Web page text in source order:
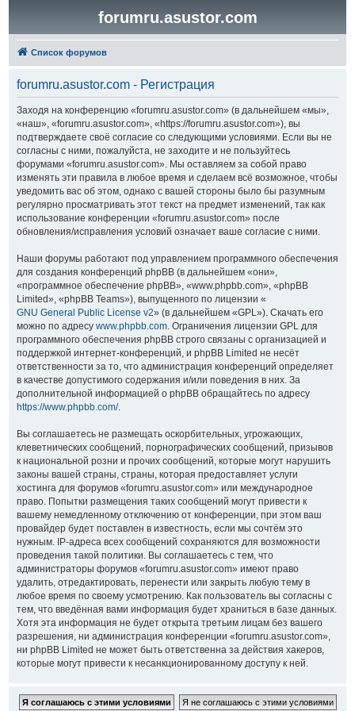
forumru.asustor.com
Список форумов
forumru.asustor.com - Регистрация
Заходя на конференцию «forumru.asustor.com» (в дальнейшем «мы»,
«наш», «forumru.asustor.com», «https://forumru.asustor.com»), вы
подтверждаете своё согласие со следующими условиями. Если вы не
согласны с ними, пожалуйста, не заходите и не пользуйтесь
форумами «forumru.asustor.com». Мы оставляем за собой право
изменять эти правила в любое время и сделаем всё возможное, чтобы
уведомить вас об этом, однако с вашей стороны было бы разумным
регулярно просматривать этот текст на предмет изменений, так как
использование конференции «forumru.asustor.com» после
обновления/исправления условий означает ваше согласие с ними.
Наши форумы работают под управлением программного обеспечения
для создания конференций phpBB (в дальнейшем «они»,
«программное обеспечение phpBB», «www.phpbb.com», «phpBB
Limited», «phpBB Teams»), выпущенного по лицензии «
GNU General Public License v2» (в дальнейшем «GPL»). Скачать его
можно по адресу www.phpbb.com. Ограничения лицензии GPL для
программного обеспечения phpBB строго связаны с организацией и
поддержкой интернет-конференций, и phpBB Limited не несёт
ответственности за то, что администрация конференций определяет
в качестве допустимого содержания и/или поведения в них. За
дополнительной информацией о phpBB обращайтесь по адресу
https://www.phpbb.com/.
Вы соглашаетесь не размещать оскорбительных, угрожающих,
клеветнических сообщений, порнографических сообщений, призывов
к национальной розни и прочих сообщений, которые могут нарушить
законы вашей страны, страны, которая предоставляет услуги
хостинга для форумов «forumru.asustor.com» или международное
право. Попытки размещения таких сообщений могут привести к
вашему немедленному отключению от конференции, при этом ваш
провайдер будет поставлен в известность, если мы сочтём это
нужным. IP-адреса всех сообщений сохраняются для возможности
проведения такой политики. Вы соглашаетесь с тем, что
администраторы форумов «forumru.asustor.com» имеют право
удалить, отредактировать, перенести или закрыть любую тему в
любое время по своему усмотрению. Как пользователь вы согласны с
тем, что введённая вами информация будет храниться в базе данных.
Хотя эта информация не будет открыта третьим лицам без вашего
разрешения, ни администрация конференции «forumru.asustor.com»,
ни phpBB Limited не может быть ответственна за действия хакеров,
которые могут привести к несанкционированному доступу к ней.